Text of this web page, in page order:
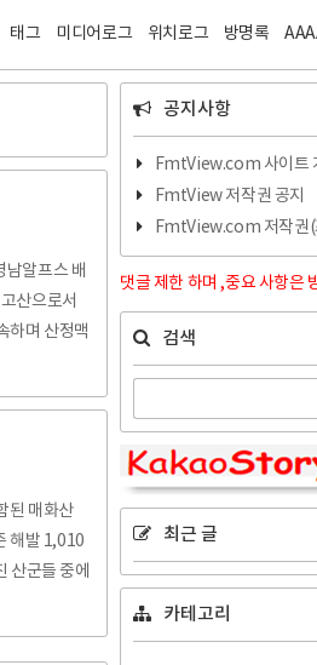
태그 미디어로그 위치로그 방명록
알프스 배
산으로서
하며 산정맥
간월재를 품
산으로 올
은 아니며
된 매화산
해발 1,010
산군들 중에
모는 작지만
공지사항
FmtView.com 사이트
FmtView 저작권 공지
FmtView.com 저작권
댓글 제한 하며 ,중요 사항은
검색
최근 글
카테고리
티스